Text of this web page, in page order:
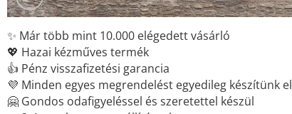
✨ Már több mint 10.000 elégedett vásárló
💖 Hazai kézműves termék
👍 Pénz visszafizetési garancia
💜 Minden egyes megrendelést egyedileg készítünk el
🤗 Gondos odafigyeléssel és szeretettel készül